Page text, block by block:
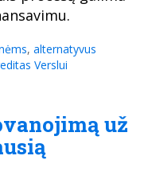
, alternatyvus
Verslui
už